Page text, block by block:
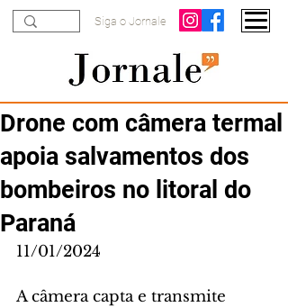
Siga o Jornale
Drone com câmera termal
apoia salvamentos dos
bombeiros no litoral do
Paraná
11/01/2024
A câmera capta e transmite